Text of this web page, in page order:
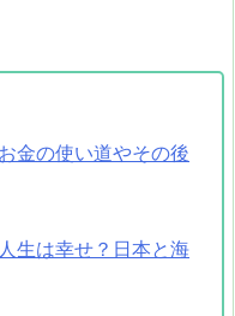
金の使い道やその後
生は幸せ？日本と海